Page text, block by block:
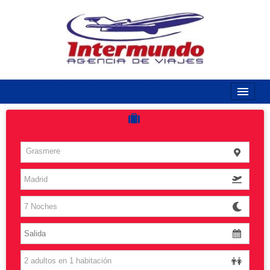
Costas
Vuelos
Islas
Caribe
Grandes Viajes
Grasmere